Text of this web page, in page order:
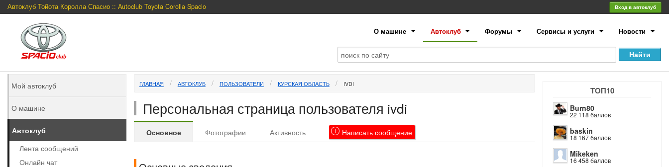
Автоклуб Тойота Королла Спасио :: Autoclub Toyota Corolla Spacio Вход в автоклуб
О машине Автоклуб Форумы Сервисы и услуги Новости
ТОП10
Burn80
22 118 баллов
baskin
18 167 баллов
Mikeken
16 458 баллов
ГЛАВНАЯ АВТОКЛУБ ПОЛЬЗОВАТЕЛИ КУРСКАЯ ОБЛАСТЬ IVDI
Персональная страница пользователя ivdi
Основное Фотографии Активность Написатьсообщение
Мой автоклуб
О машине
Автоклуб
Лента сообщений
Онлайн чат